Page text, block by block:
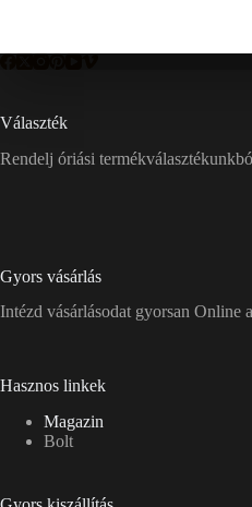
Választék
Rendelj óriási
Gyors vásárlás
Intézd vásárlásodat gyorsan Online
Hasznos linkek
Magazin
Bolt